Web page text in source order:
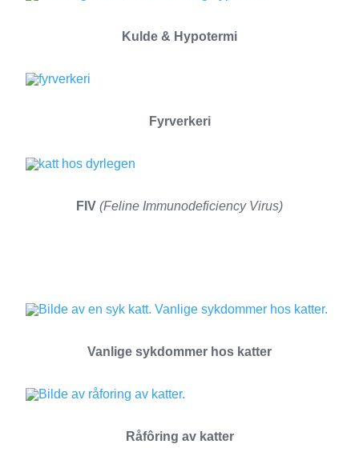
Kulde & Hypotermi
Fyrverkeri
FIV (Feline Immunodeficiency Virus)
Vanlige sykdommer hos katter
Råfôring av katter